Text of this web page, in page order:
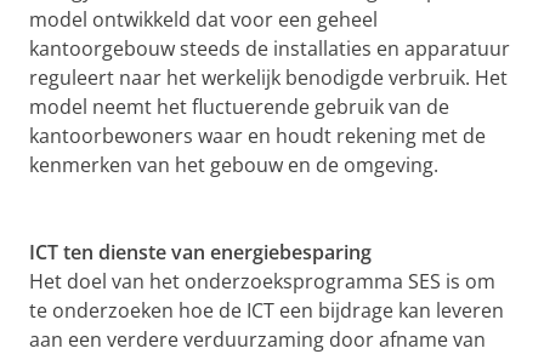
model ontwikkeld dat voor een geheel
kantoorgebouw steeds de installaties en apparatuur
reguleert naar het werkelijk benodigde verbruik. Het
model neemt het fluctuerende gebruik van de
kantoorbewoners waar en houdt rekening met de
kenmerken van het gebouw en de omgeving.
ICT ten dienste van energiebesparing
Het doel van het onderzoeksprogramma SES is om
te onderzoeken hoe de ICT een bijdrage kan leveren
aan een verdere verduurzaming door afname van